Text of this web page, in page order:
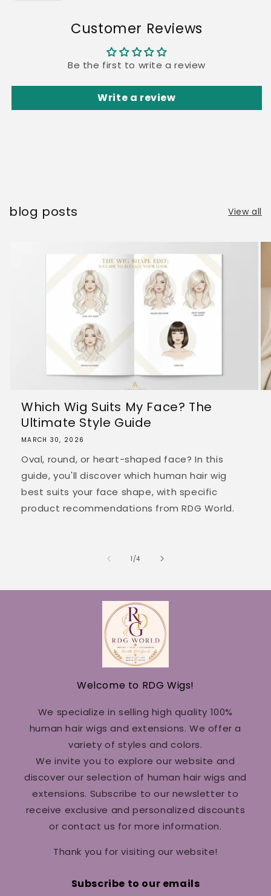
Customer Reviews
Be the first to write a review
Write a review
blog posts View all
Which Wig Suits My Face? The
Ultimate Style Guide
MARCH 30, 2026
Oval, round, or heart-shaped face? In this
guide, you'll discover which human hair wig
best suits your face shape, with specific
product recommendations from RDG World.
1 /of
4
Welcome to RDG Wigs!
We specialize in selling high quality 100%
human hair wigs and extensions. We offer a
variety of styles and colors.
We invite you to explore our website and
discover our selection of human hair wigs and
extensions. Subscribe to our newsletter to
receive exclusive and personalized discounts
or contact us for more information.
Thank you for visiting our website!
Subscribe to our emails